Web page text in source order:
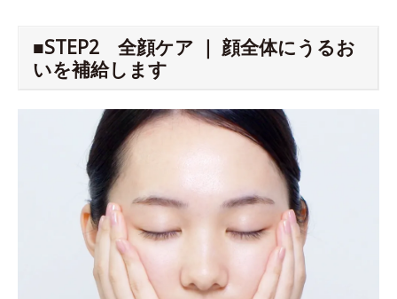
■STEP2 全顔ケア ｜ 顔全体にうるお
いを補給します